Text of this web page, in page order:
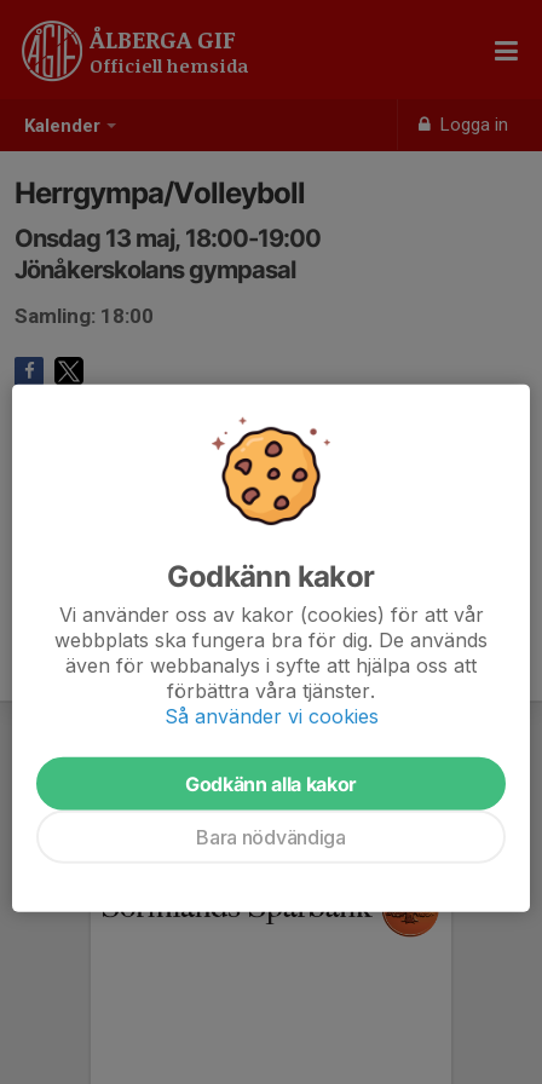
Kalender Logga in
ÅLBERGA GIF
Officiell hemsida
Herrgympa/Volleyboll
Onsdag 13 maj, 18:00-19:00
Jönåkerskolans gympasal
Samling: 18:00
Godkänn kakor
Vi använder oss av kakor (cookies) för att vår
webbplats ska fungera bra för dig. De används
även för webbanalys i syfte att hjälpa oss att
förbättra våra tjänster.
Så använder vi cookies
Godkänn alla kakor
Bara nödvändiga